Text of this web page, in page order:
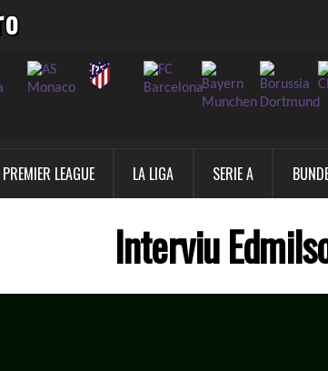
PREMIER LEAGUE LA LIGA SERIE A
Interviu